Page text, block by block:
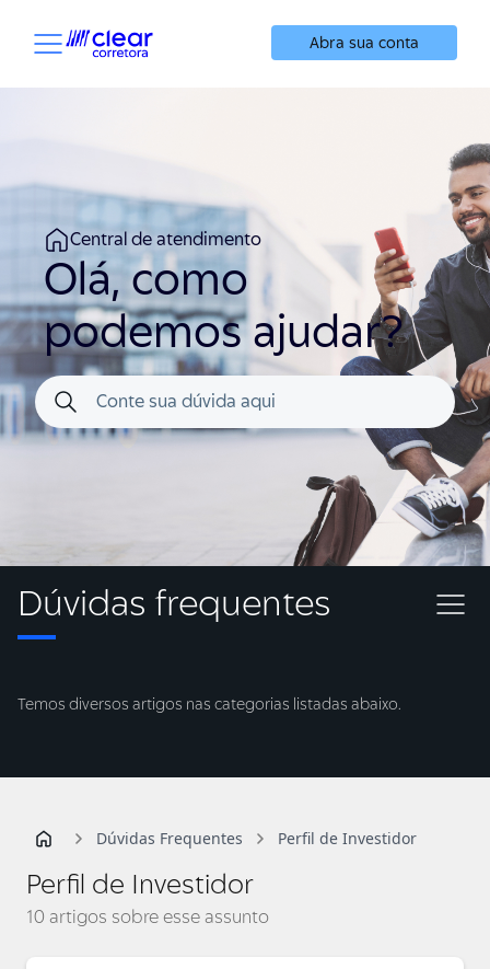
Abra sua conta
Central de atendimento
Olá, como
podemos ajudar?
Dúvidas frequentes
Temos diversos artigos nas categorias listadas abaixo.
Dúvidas Frequentes Perfil de Investidor
Perfil de Investidor
10 artigos sobre esse assunto